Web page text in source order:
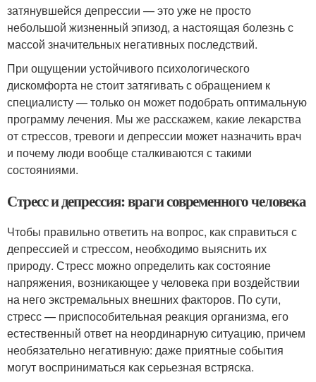
затянувшейся депрессии — это уже не просто
небольшой жизненный эпизод, а настоящая болезнь с
массой значительных негативных последствий.
При ощущении устойчивого психологического
дискомфорта не стоит затягивать с обращением к
специалисту — только он может подобрать оптимальную
программу лечения. Мы же расскажем, какие лекарства
от стрессов, тревоги и депрессии может назначить врач
и почему люди вообще сталкиваются с такими
состояниями.
Стресс и депрессия: враги современного человека
Чтобы правильно ответить на вопрос, как справиться с
депрессией и стрессом, необходимо выяснить их
природу. Стресс можно определить как состояние
напряжения, возникающее у человека при воздействии
на него экстремальных внешних факторов. По сути,
стресс — приспособительная реакция организма, его
естественный ответ на неординарную ситуацию, причем
необязательно негативную: даже приятные события
могут восприниматься как серьезная встряска.